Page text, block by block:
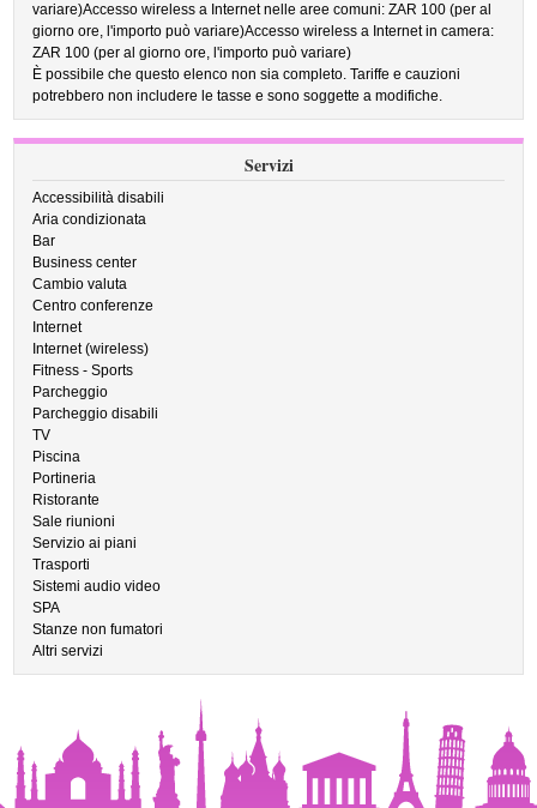
variare)Accesso wireless a Internet nelle aree comuni: ZAR 100 (per al
giorno ore, l'importo può variare)Accesso wireless a Internet in camera:
ZAR 100 (per al giorno ore, l'importo può variare)
È possibile che questo elenco non sia completo. Tariffe e cauzioni
potrebbero non includere le tasse e sono soggette a modifiche.
Servizi
Accessibilità disabili
Aria condizionata
Bar
Business center
Cambio valuta
Centro conferenze
Internet
Internet (wireless)
Fitness - Sports
Parcheggio
Parcheggio disabili
TV
Piscina
Portineria
Ristorante
Sale riunioni
Servizio ai piani
Trasporti
Sistemi audio video
SPA
Stanze non fumatori
Altri servizi